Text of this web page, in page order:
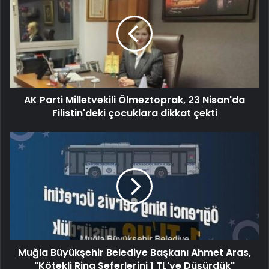
AK Parti Milletvekili Ölmeztoprak, 23 Nisan'da
Filistin'deki çocuklara dikkat çekti
Muğla Büyükşehir Belediye Başkanı Ahmet Aras,
"Kötekli Ring Seferlerini 1 TL'ye Düşürdük"